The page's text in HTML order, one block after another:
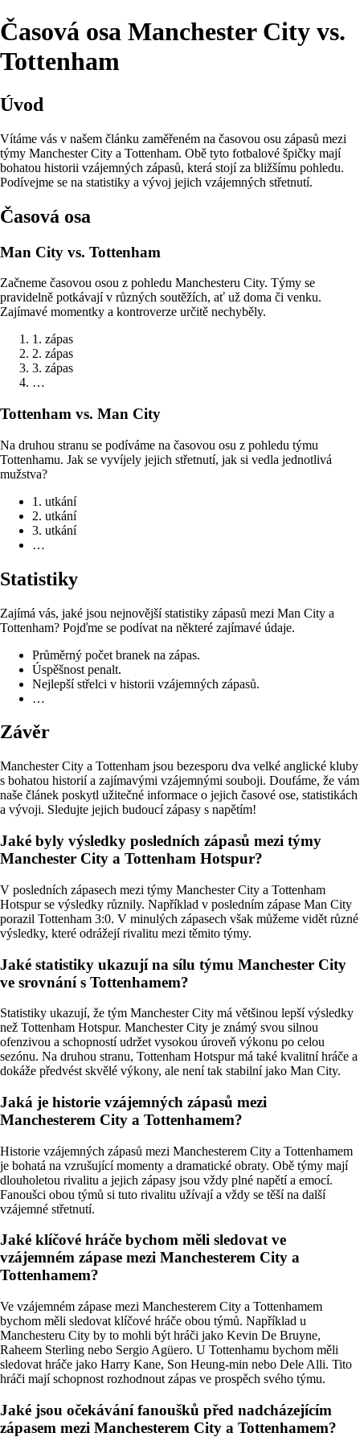
Časová osa Manchester City vs.
Tottenham
Úvod
Vítáme vás v našem článku zaměřeném na časovou osu zápasů mezi
týmy Manchester City a Tottenham. Obě tyto fotbalové špičky mají
bohatou historii vzájemných zápasů, která stojí za bližšímu pohledu.
Podívejme se na statistiky a vývoj jejich vzájemných střetnutí.
Časová osa
Man City vs. Tottenham
Začneme časovou osou z pohledu Manchesteru City. Týmy se
pravidelně potkávají v různých soutěžích, ať už doma či venku.
Zajímavé momentky a kontroverze určitě nechyběly.
1. zápas
2. zápas
3. zápas
…
Tottenham vs. Man City
Na druhou stranu se podíváme na časovou osu z pohledu týmu
Tottenhamu. Jak se vyvíjely jejich střetnutí, jak si vedla jednotlivá
mužstva?
1. utkání
2. utkání
3. utkání
…
Statistiky
Zajímá vás, jaké jsou nejnovější statistiky zápasů mezi Man City a
Tottenham? Pojďme se podívat na některé zajímavé údaje.
Průměrný počet branek na zápas.
Úspěšnost penalt.
Nejlepší střelci v historii vzájemných zápasů.
…
Závěr
Manchester City a Tottenham jsou bezesporu dva velké anglické kluby
s bohatou historií a zajímavými vzájemnými souboji. Doufáme, že vám
naše článek poskytl užitečné informace o jejich časové ose, statistikách
a vývoji. Sledujte jejich budoucí zápasy s napětím!
Jaké byly výsledky posledních zápasů mezi týmy
Manchester City a Tottenham Hotspur?
V posledních zápasech mezi týmy Manchester City a Tottenham
Hotspur se výsledky různily. Například v posledním zápase Man City
porazil Tottenham 3:0. V minulých zápasech však můžeme vidět různé
výsledky, které odrážejí rivalitu mezi těmito týmy.
Jaké statistiky ukazují na sílu týmu Manchester City
ve srovnání s Tottenhamem?
Statistiky ukazují, že tým Manchester City má většinou lepší výsledky
než Tottenham Hotspur. Manchester City je známý svou silnou
ofenzivou a schopností udržet vysokou úroveň výkonu po celou
sezónu. Na druhou stranu, Tottenham Hotspur má také kvalitní hráče a
dokáže předvést skvělé výkony, ale není tak stabilní jako Man City.
Jaká je historie vzájemných zápasů mezi
Manchesterem City a Tottenhamem?
Historie vzájemných zápasů mezi Manchesterem City a Tottenhamem
je bohatá na vzrušující momenty a dramatické obraty. Obě týmy mají
dlouholetou rivalitu a jejich zápasy jsou vždy plné napětí a emocí.
Fanoušci obou týmů si tuto rivalitu užívají a vždy se těší na další
vzájemné střetnutí.
Jaké klíčové hráče bychom měli sledovat ve
vzájemném zápase mezi Manchesterem City a
Tottenhamem?
Ve vzájemném zápase mezi Manchesterem City a Tottenhamem
bychom měli sledovat klíčové hráče obou týmů. Například u
Manchesteru City by to mohli být hráči jako Kevin De Bruyne,
Raheem Sterling nebo Sergio Agüero. U Tottenhamu bychom měli
sledovat hráče jako Harry Kane, Son Heung-min nebo Dele Alli. Tito
hráči mají schopnost rozhodnout zápas ve prospěch svého týmu.
Jaké jsou očekávání fanoušků před nadcházejícím
zápasem mezi Manchesterem City a Tottenhamem?